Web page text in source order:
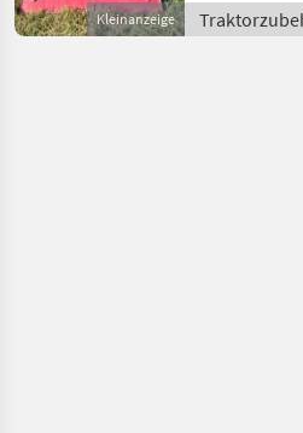
Kleinanzeige
Fächer für Ke
Sonstiges